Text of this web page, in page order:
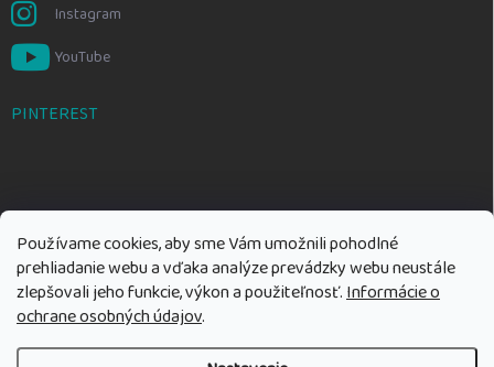
Používame cookies, aby sme Vám umožnili pohodlné
prehliadanie webu a vďaka analýze prevádzky webu neustále
zlepšovali jeho funkcie, výkon a použiteľnosť.Informácie o
ochrane osobných údajov.
Instagram
YouTube
PINTEREST